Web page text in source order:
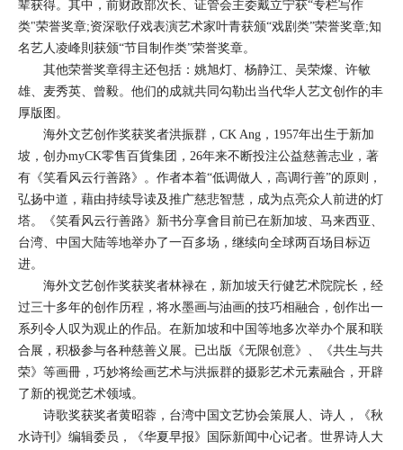
辈获得。其中，前财政部次长、证管会主委戴立宁获“专栏写作
类"荣誉奖章;资深歌仔戏表演艺术家叶青获颁“戏剧类”荣誉奖章;知
名艺人凌峰則获颁“节目制作类”荣誉奖章。
其他荣誉奖章得主还包括：姚旭灯、杨静江、吴荣燦、许敏
雄、麦秀英、曾毅。他们的成就共同勾勒出当代华人艺文创作的丰
厚版图。
海外文艺创作奖获奖者洪振群，CK Ang，1957年出生于新加
坡，创办myCK零售百貨集团，26年来不断投注公益慈善志业，著
有《笑看风云行善路》。作者本着“低调做人，高调行善”的原则，
弘扬中道，藉由持续导读及推广慈悲智慧，成为点亮众人前进的灯
塔。《笑看风云行善路》新书分享會目前已在新加坡、马来西亚、
台湾、中国大陆等地举办了一百多场，继续向全球两百场目标迈
进。
海外文艺创作奖获奖者林禄在，新加坡天行健艺术院院长，经
过三十多年的创作历程，将水墨画与油画的技巧相融合，创作出一
系列令人叹为观止的作品。在新加坡和中国等地多次举办个展和联
合展，积极参与各种慈善义展。已出版《无限创意》、《共生与共
荣》等画冊，巧妙将绘画艺术与洪振群的摄影艺术元素融合，开辟
了新的视觉艺术领域。
诗歌奖获奖者黄昭蓉，台湾中国文艺协会策展人、诗人，《秋
水诗刊》编辑委员，《华夏早报》国际新闻中心记者。世界诗人大